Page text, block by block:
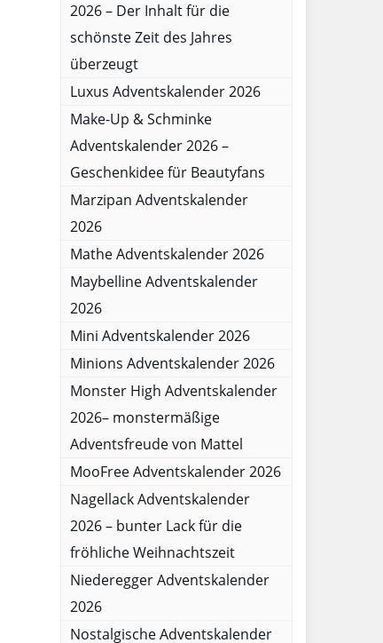
2026 – Der Inhalt für die
schönste Zeit des Jahres
überzeugt
Luxus Adventskalender 2026
Make-Up & Schminke
Adventskalender 2026 –
Geschenkidee für Beautyfans
Marzipan Adventskalender
2026
Mathe Adventskalender 2026
Maybelline Adventskalender
2026
Mini Adventskalender 2026
Minions Adventskalender 2026
Monster High Adventskalender
2026– monstermäßige
Adventsfreude von Mattel
MooFree Adventskalender 2026
Nagellack Adventskalender
2026 – bunter Lack für die
fröhliche Weihnachtszeit
Niederegger Adventskalender
2026
Nostalgische Adventskalender